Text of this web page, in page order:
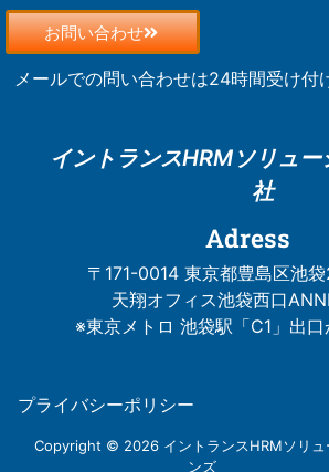
お問い合わせ
メールでの問い合わせは24時間受け付
イントランスHRM ソリュ
社
Adress
〒171-0014 東京都豊島区池
天翔オフィス池袋西口
※東京メトロ 池袋駅「C1」出口
プライバシーポリシー
Copyright © 2026 イントランスHRMソリュ
ンズ